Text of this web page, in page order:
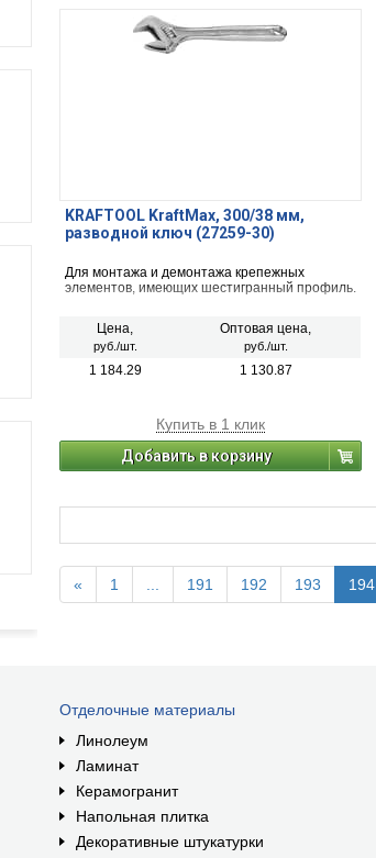
KRAFTOOL KraftMax, 300/38 мм,
разводной ключ (27259-30)
Для монтажа и демонтажа крепежных
элементов, имеющих шестигранный профиль.
Цена,
руб./шт.
Оптовая цена,
руб./шт.
1 184.29 1 130.87
Купить в 1 клик
Добавить в корзину
« 1 191 192 193 194
Отделочные материалы
Линолеум
Ламинат
Керамогранит
Напольная плитка
Декоративные штукатурки